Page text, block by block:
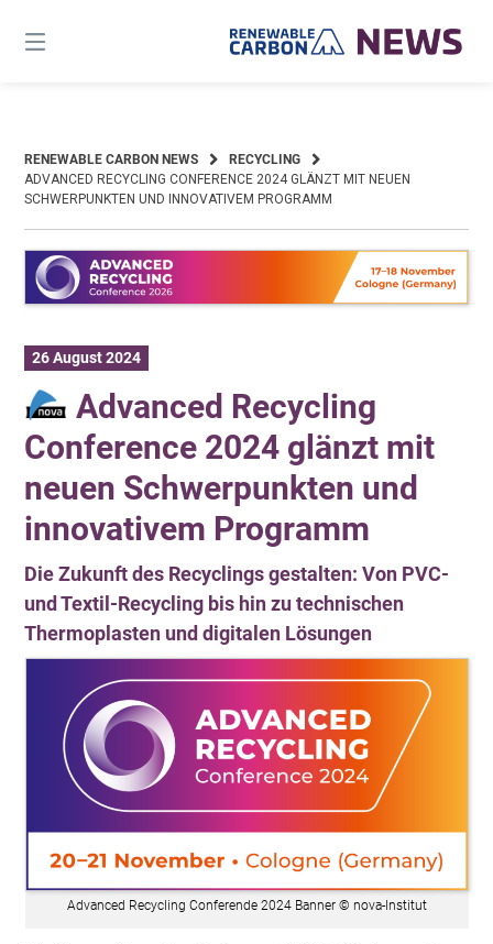
content
RENEWABLE CARBON NEWS
RECYCLING
ADVANCED RECYCLING CONFERENCE 2024 GLÄNZT MIT NEUEN
SCHWERPUNKTEN UND INNOVATIVEM PROGRAMM
26 August 2024
Advanced Recycling
Conference 2024 glänzt mit
neuen Schwerpunkten und
innovativem Programm
Die Zukunft des Recyclings gestalten: Von PVC-
und Textil-Recycling bis hin zu technischen
Thermoplasten und digitalen Lösungen
Advanced Recycling Conferende 2024 Banner © nova-Institut